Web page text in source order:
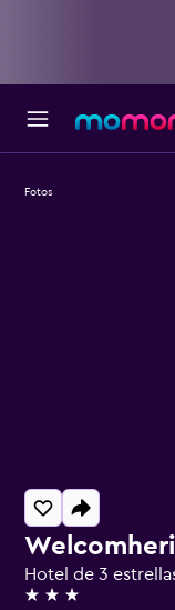
Hotel de 3
3 estrellas
Fotos